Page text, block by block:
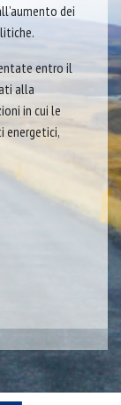
dei
entro il
alla
in cui le
energetici,